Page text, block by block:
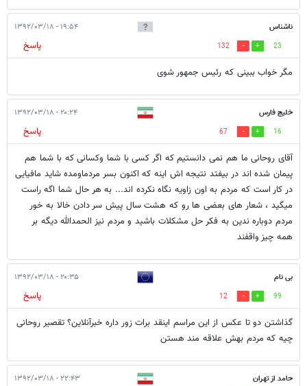
ناشناس ۱۹:۵۴ - ۱۳۹۲/۰۳/۱۸
23
132
پاسخ
مگر خواب ببینی که رئیس جمهور شوی
خلیج فارس ۲۰:۲۴ - ۱۳۹۲/۰۳/۱۸
16
67
پاسخ
آقای روحانی ما هم نمی دانستیم که اگر کسی با شما وکسانی که با شما هم
پیمان شده اند در بیفتد نتیجه اش اینه که اکنون بسر مردماومده شاید مافیایی
در کار است که مردم به اون زاویه نگاه نکرده اند... به هر حال شما اگه راست
میگید ، شعار های بعضی ها رو که هشت سال پیش سر دادن خالا به خور
مردم دوباره ندین به فکر حل مشکلات باشید و مردم نیز الحمدالله دیگه بر
همه چیز واقفند
بی نام ۲۰:۳۵ - ۱۳۹۲/۰۳/۱۸
99
12
پاسخ
گذاشتن دو تا عکس از این مراسم اینقد برات زور داره خبرآنلاین؟ تقصیر روحانی
چیه که مردم بهش علاقه مند هستن
حامد از تهران ۲۲:۴۳ - ۱۳۹۲/۰۳/۱۸